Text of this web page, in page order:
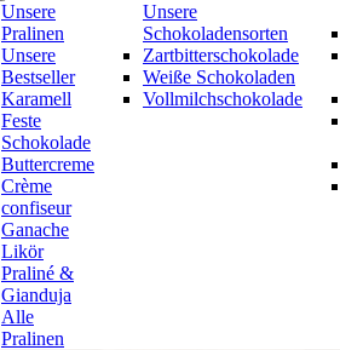
Unsere
Pralinen
Unsere
Bestseller
Karamell
Feste
Schokolade
Buttercreme
Crème
confiseur
Ganache
Likör
Praliné &
Gianduja
Alle
Pralinen
Unsere
Schokoladensorten
Zartbitterschokolade
Weiße Schokoladen
Vollmilchschokolade